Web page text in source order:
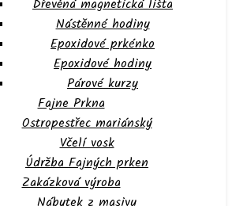
Dřevěná magnetická lišta
Nástěnné hodiny
Epoxidové prkénko
Epoxidové hodiny
Párové kurzy
Fajne Prkna
Ostropestřec mariánský
Včelí vosk
Údržba Fajných prken
Zakázková výroba